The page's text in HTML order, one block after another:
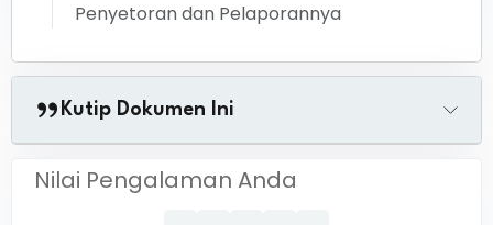
Penyetoran dan Pelaporannya
Kutip Dokumen Ini
Nilai Pengalaman Anda